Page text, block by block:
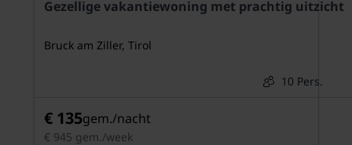
Gezellige vakantiewoning met prachtig uitzicht
Bruck am Ziller, Tirol
10 Pers.
€ 135gem./nacht
€ 945 gem./week